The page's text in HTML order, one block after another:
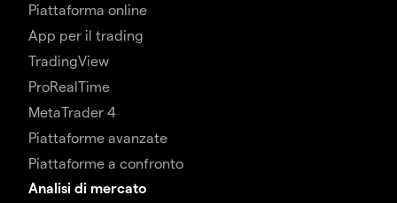
Piattaforma online
App per il trading
TradingView
ProRealTime
MetaTrader 4
Piattaforme avanzate
Piattaforme a confronto
Analisi di mercato